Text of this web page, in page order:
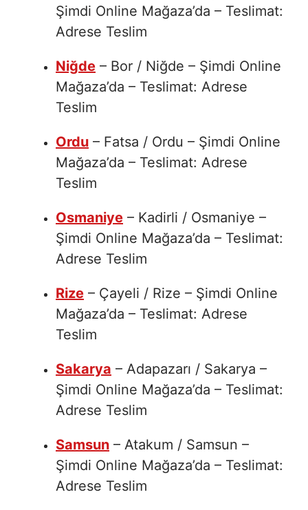
Şimdi Online Mağaza’da – Teslimat:
Adrese Teslim
Niğde – Bor / Niğde – Şimdi Online
Mağaza’da – Teslimat: Adrese
Teslim
Ordu – Fatsa / Ordu – Şimdi Online
Mağaza’da – Teslimat: Adrese
Teslim
Osmaniye – Kadirli / Osmaniye –
Şimdi Online Mağaza’da – Teslimat:
Adrese Teslim
Rize – Çayeli / Rize – Şimdi Online
Mağaza’da – Teslimat: Adrese
Teslim
Sakarya – Adapazarı / Sakarya –
Şimdi Online Mağaza’da – Teslimat:
Adrese Teslim
Samsun – Atakum / Samsun –
Şimdi Online Mağaza’da – Teslimat:
Adrese Teslim